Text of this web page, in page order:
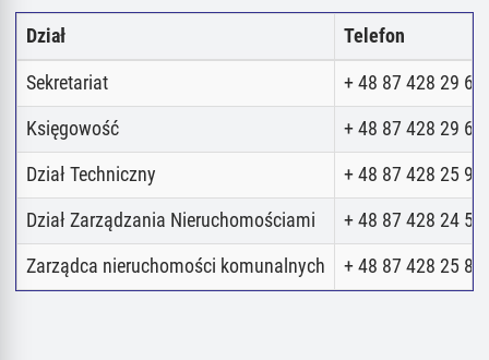
Dział Telefon
Sekretariat + 48 87 428 29 62
Księgowość + 48 87 428 29 62
Dział Techniczny + 48 87 428 25 98
Dział Zarządzania Nieruchomościami + 48 87 428 24 52
Zarządca nieruchomości komunalnych + 48 87 428 25 80